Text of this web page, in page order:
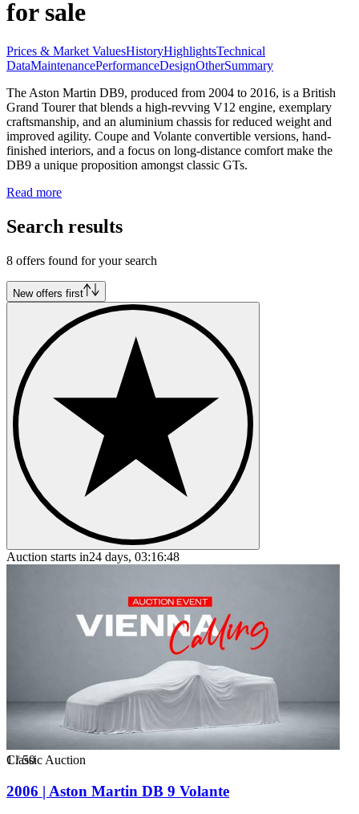
for sale
Prices & Market ValuesHistoryHighlightsTechnical
DataMaintenancePerformanceDesignOtherSummary
The Aston Martin DB9, produced from 2004 to 2016, is a British
Grand Tourer that blends a high-revving V12 engine, exemplary
craftsmanship, and an aluminium chassis for reduced weight and
improved agility. Coupe and Volante convertible versions, hand-
finished interiors, and a focus on long-distance comfort make the
DB9 a unique proposition amongst classic GTs.
Read more
Search results
8 offers found for your search
New offers first
Auction starts in24 days, 03:16:48
1/50
Classic Auction
2006 | Aston Martin DB 9 Volante